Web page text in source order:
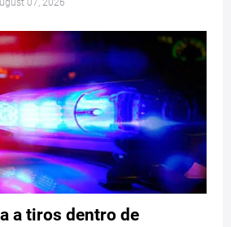
07, 2026
a tiros dentro de